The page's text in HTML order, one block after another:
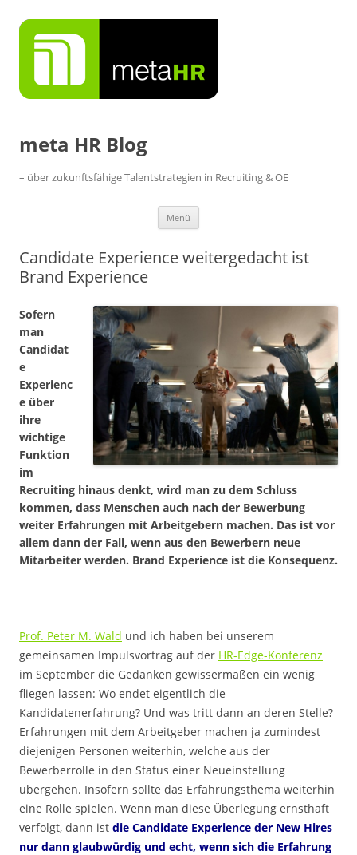
Inhalt
springen
meta HR Blog
– über zukunftsfähige Talentstrategien in Recruiting & OE
Menü
Candidate Experience weitergedacht ist
Brand Experience
Sofern
man
Candidat
e
Experienc
e über
ihre
wichtige
Funktion
im
Recruiting hinaus denkt, wird man zu dem Schluss
kommen, dass Menschen auch nach der Bewerbung
weiter Erfahrungen mit Arbeitgebern machen. Das ist vor
allem dann der Fall, wenn aus den Bewerbern neue
Mitarbeiter werden. Brand Experience ist die Konsequenz.
Prof. Peter M. Wald und ich haben bei unserem
gemeinsamen Impulsvortrag auf der HR-Edge-Konferenz
im September die Gedanken gewissermaßen ein wenig
fliegen lassen: Wo endet eigentlich die
Kandidatenerfahrung? Und was tritt dann an deren Stelle?
Erfahrungen mit dem Arbeitgeber machen ja zumindest
diejenigen Personen weiterhin, welche aus der
Bewerberrolle in den Status einer Neueinstellung
übergehen. Insofern sollte das Erfahrungsthema weiterhin
eine Rolle spielen. Wenn man diese Überlegung ernsthaft
verfolgt, dann ist die Candidate Experience der New Hires
nur dann glaubwürdig und echt, wenn sich die Erfahrung